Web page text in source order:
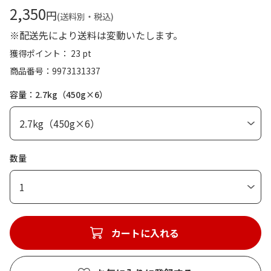
2,350円(送料別・税込)
※配送先により送料は変動いたします。
獲得ポイント： 23 pt
商品番号
9973131337
容量：2.7kg（450g×6）
数量
1
カートに入れる